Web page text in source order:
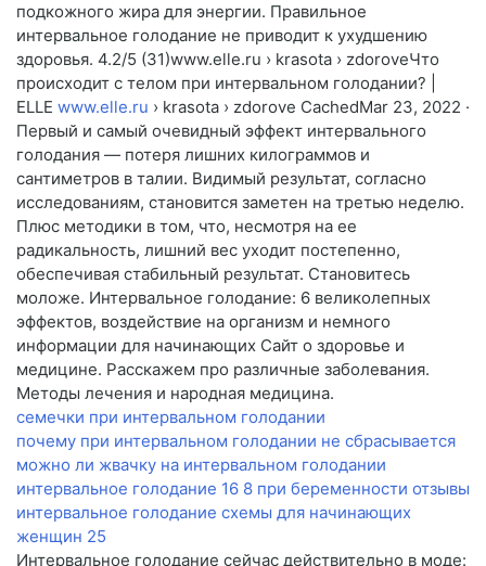
подкожного жира для энергии. Правильное
интервальное голодание не приводит к ухудшению
здоровья. 4.2/5 (31)www.elle.ru › krasota › zdoroveЧто
происходит с телом при интервальном голодании? |
ELLE www.elle.ru › krasota › zdorove CachedMar 23, 2022 ·
Первый и самый очевидный эффект интервального
голодания — потеря лишних килограммов и
сантиметров в талии. Видимый результат, согласно
исследованиям, становится заметен на третью неделю.
Плюс методики в том, что, несмотря на ее
радикальность, лишний вес уходит постепенно,
обеспечивая стабильный результат. Становитесь
моложе. Интервальное голодание: 6 великолепных
эффектов, воздействие на организм и немного
информации для начинающих Сайт о здоровье и
медицине. Расскажем про различные заболевания.
Методы лечения и народная медицина.
семечки при интервальном голодании
почему при интервальном голодании не сбрасывается
можно ли жвачку на интервальном голодании
интервальное голодание 16 8 при беременности отзывы
интервальное голодание схемы для начинающих
женщин 25
Интервальное голодание сейчас действительно в моде: